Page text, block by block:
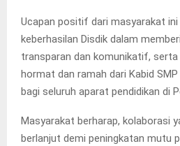
Ucapan positif dari masyarakat
keberhasilan Disdik dalam
transparan dan komunikatif, serta
hormat dan ramah dari Kabid
bagi seluruh aparat pendidikan di
Masyarakat berharap, kolaborasi
berlanjut demi peningkatan mutu